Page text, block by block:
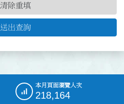
送出查詢
清除重填
本月頁面瀏覽人次
218,164